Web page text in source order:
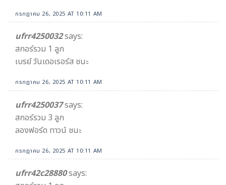
กรกฎาคม 26, 2025 AT 10:11 AM
ufrr4250032says:
สกอร์รวม 1 ลูก
เบรย์ วันเดอเรอร์ส ชนะ
กรกฎาคม 26, 2025 AT 10:11 AM
ufrr4250037says:
สกอร์รวม 3 ลูก
ลองฟอร์ด ทาวน์ ชนะ
กรกฎาคม 26, 2025 AT 10:11 AM
ufrr42c28880says: